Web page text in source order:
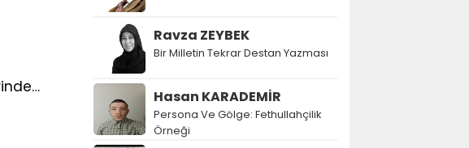
Ravza ZEYBEK
Bir Milletin Tekrar Destan Yazması
Hasan KARADEMİR
Persona Ve Gölge: Fethullahçilik
Örneği